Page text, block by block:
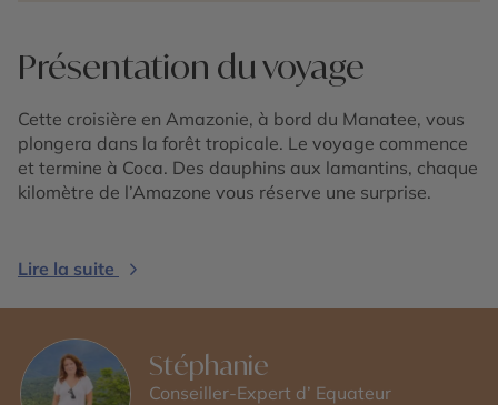
Présentation du voyage
Cette croisière en Amazonie, à bord du Manatee, vous
plongera dans la forêt tropicale. Le voyage commence
et termine à Coca. Des dauphins aux lamantins, chaque
kilomètre de l’Amazone vous réserve une surprise.
Lire la suite
Stéphanie
Conseiller-Expert d’ Equateur